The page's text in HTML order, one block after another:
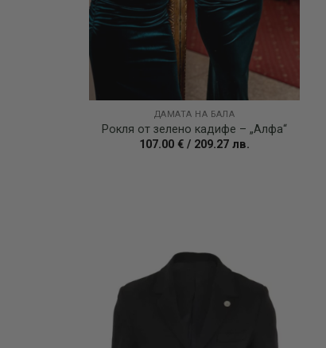
ДАМАТА НА БАЛА
Рокля от зелено кадифе – „Алфа“
107.00 € / 209.27 лв.
Add to
wishlist